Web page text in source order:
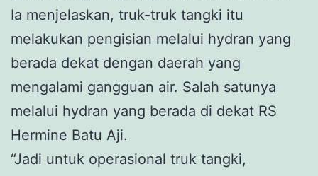
Ia menjelaskan, truk-truk tangki itu
melakukan pengisian melalui hydran yang
berada dekat dengan daerah yang
mengalami gangguan air. Salah satunya
melalui hydran yang berada di dekat RS
Hermine Batu Aji.
“Jadi untuk operasional truk tangki,